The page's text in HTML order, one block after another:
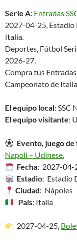
Serie A: Entradas
2027-04-25, Estadio
Italia.
Deportes, Fútbol
2026-27.
Compra tus
Campeonato de
El equipo local: SSC
El equipo visitante:
Evento, juego
Napoli – Udinese.
Fecha: 2027-04-
Estadio: Estadio
Ciudad: Nápoles
País: Italia
2027-04-25,